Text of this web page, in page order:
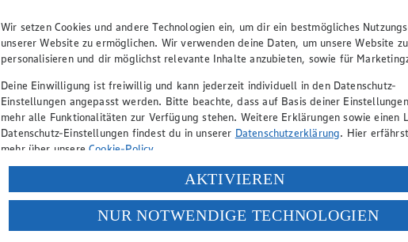
Wir setzen Cookies und andere Technologien ein, um dir ein bestmögliches
unserer Website zu ermöglichen. Wir verwenden deine Daten, um unsere Website zu
personalisieren und dir möglichst relevante Inhalte anzubieten, sowie für
Deine Einwilligung ist freiwillig und kann jederzeit individuell in den Datenschutz-
Einstellungen angepasst werden. Bitte beachte, dass auf Basis deiner
mehr alle Funktionalitäten zur Verfügung stehen. Weitere Erklärungen sowie einen
Datenschutz-Einstellungen findest du in unserer Datenschutzerklärung. Hier
mehr über unsereCookie-Policy.
Verarbeitung deiner personenbezogenen Daten in den USA durch Facebook und
Wenn du auf „Aktivieren“ klickst, willigst du im Sinne des Art. 49 Abs. 1 Satz 1 lit.
ein, dass deine Daten in den USA verarbeitet werden. Der EuGH sieht die USA als
einem nach europäischen Standards nicht angemessenen Datenschutzniveau an. Es
AKTIVIEREN
NUR NOTWENDIGE TECHNOLOGIEN